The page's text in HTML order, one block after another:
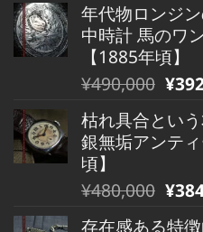
価
格
は
¥880,000
で
し
た。
の
価
格
は
で
す。
年代物ロンジ
中時計 馬のワ
【1885年頃】
元
価
格
は
¥490,000
で
¥490,000 現
の
価
は
¥
枯れ具合とい
銀無垢アンテ
頃】
元
¥480,000 現
¥
存在感ある特